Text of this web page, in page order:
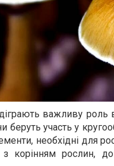
важливу роль
беруть участь у
необхідні для
з корінням рослин,